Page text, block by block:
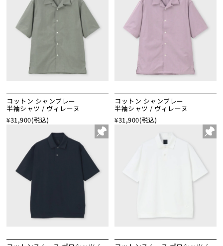
コットン シャンブレー
半袖シャツ / ヴィレーヌ
¥31,900(税込)
コットン シャンブレー
半袖シャツ / ヴィレーヌ
¥31,900(税込)